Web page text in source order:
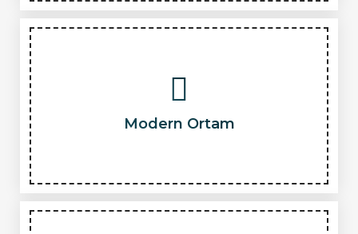
Modern Ortam